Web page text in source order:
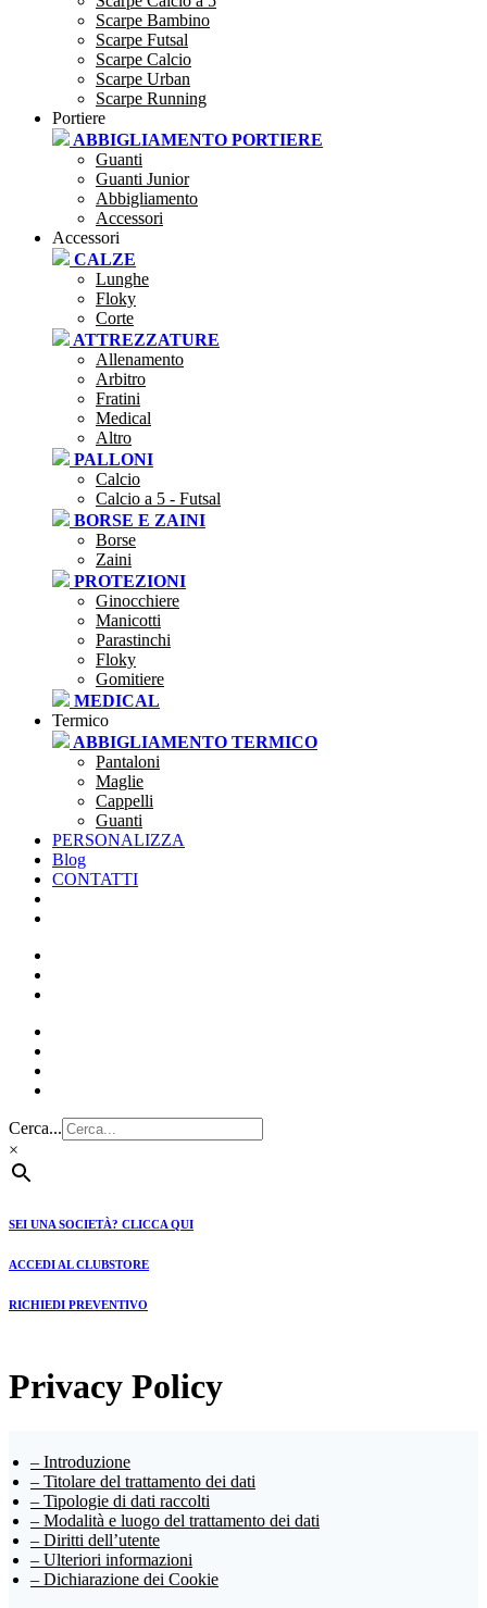
Scarpe Bambino
Scarpe Futsal
Scarpe Calcio
Scarpe Urban
Scarpe Running
Portiere
ABBIGLIAMENTO PORTIERE
Guanti
Guanti Junior
Abbigliamento
Accessori
Accessori
CALZE
Lunghe
Floky
Corte
ATTREZZATURE
Allenamento
Arbitro
Fratini
Medical
Altro
PALLONI
Calcio
Calcio a 5 - Futsal
BORSE E ZAINI
Borse
Zaini
PROTEZIONI
Ginocchiere
Manicotti
Parastinchi
Floky
Gomitiere
MEDICAL
Termico
ABBIGLIAMENTO TERMICO
Pantaloni
Maglie
Cappelli
Guanti
PERSONALIZZA
Blog
CONTATTI
Cerca...
×
SEI UNA SOCIETÀ? CLICCA QUI
ACCEDI AL CLUBSTORE
RICHIEDI PREVENTIVO
Privacy Policy
– Introduzione
– Titolare del trattamento dei dati
– Tipologie di dati raccolti
– Modalità e luogo del trattamento dei dati
– Diritti dell’utente
– Ulteriori informazioni
– Dichiarazione dei Cookie